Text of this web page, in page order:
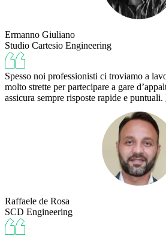
Ermanno Giuliano
Studio Cartesio Engineering
Spesso noi professionisti ci troviamo a
molto strette per partecipare a gare
assicura sempre risposte rapide e puntuali.
Raffaele de Rosa
SCD Engineering